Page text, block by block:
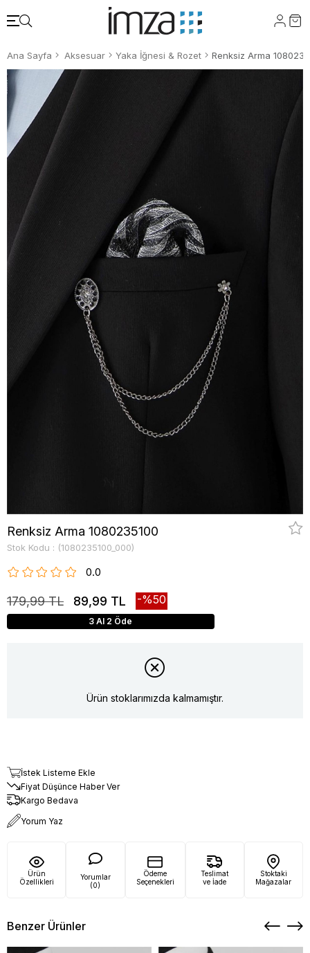
Ana Sayfa Aksesuar Yaka İğnesi & Rozet Renksiz Arma
Renksiz Arma 1080235100
Stok Kodu (1080235100_000)
0.0
179,99 TL 89,99 TL 50
3 Al 2 Öde
Ürün stoklarımızda kalmamıştır.
İstek Listeme Ekle
Fiyat Düşünce Haber Ver
Kargo Bedava
Yorum Yaz
Ürün
Özellikleri
Yorumlar
(0)
Ödeme
Seçenekleri
Teslimat
ve İade
Stoktaki
Mağazalar
Benzer Ürünler